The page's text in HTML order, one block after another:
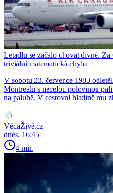
Letadlu se začalo chovat divně.
triviální matematická chyba
V sobotu 23. července 1983
Montrealu s necelou polovinou
na palubě. V cestovní hladině mu
VědaŽivě.cz
dnes, 16:45
4 min